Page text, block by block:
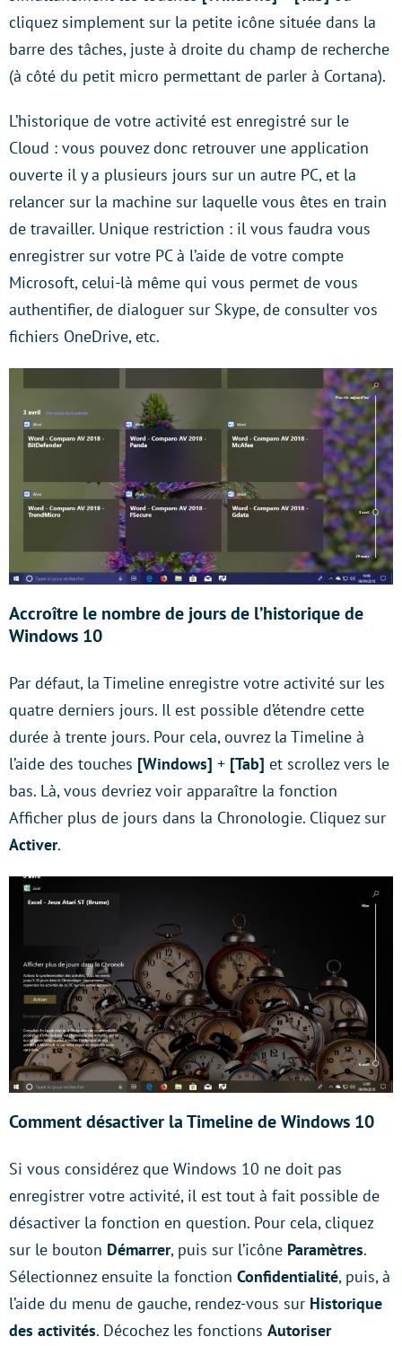
cliquez simplement sur la petite icône située dans la
barre des tâches, juste à droite du champ de recherche
(à côté du petit micro permettant de parler à Cortana).
L’historique de votre activité est enregistré sur le
Cloud : vous pouvez donc retrouver une application
ouverte il y a plusieurs jours sur un autre PC, et la
relancer sur la machine sur laquelle vous êtes en train
de travailler. Unique restriction : il vous faudra vous
enregistrer sur votre PC à l’aide de votre compte
Microsoft, celui-là même qui vous permet de vous
authentifier, de dialoguer sur Skype, de consulter vos
fichiers OneDrive, etc.
Accroître le nombre de jours de l’historique de
Windows 10
Par défaut, la Timeline enregistre votre activité sur les
quatre derniers jours. Il est possible d’étendre cette
durée à trente jours. Pour cela, ouvrez la Timeline à
l’aide des touches [Windows] + [Tab] et scrollez vers le
bas. Là, vous devriez voir apparaître la fonction
Afficher plus de jours dans la Chronologie. Cliquez sur
Activer.
Comment désactiver la Timeline deWindows 10
Si vous considérez que Windows 10 ne doit pas
enregistrer votre activité, il est tout à fait possible de
désactiver la fonction en question. Pour cela, cliquez
sur le bouton Démarrer, puis sur l’icône Paramètres.
Sélectionnez ensuite la fonction Confidentialité, puis, à
l’aide du menu de gauche, rendez-vous sur Historique
des activités. Décochez les fonctions Autoriser